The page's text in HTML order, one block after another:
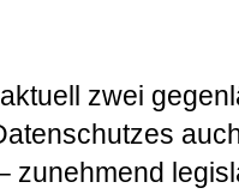
zwei
zunehmend